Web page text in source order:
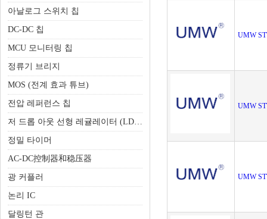
아날로그 스위치 칩
DC-DC 칩
MCU 모니터링 칩
정류기 브리지
MOS (전계 효과 튜브)
전압 레퍼런스 칩
저 드롭 아웃 선형 레귤레이터 (LDO)
정밀 타이머
AC-DC控制器和稳压器
광 커플러
논리 IC
달링턴 관
UMW
UMW
UMW